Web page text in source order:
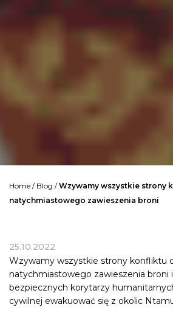
Home / Blog /Wzywamy wszystkie strony
natychmiastowego zawieszenia broni
25.10.2022
Wzywamy wszystkie strony konfliktu
natychmiastowego zawieszenia broni
bezpiecznych korytarzy
cywilnej ewakuować się z okolic